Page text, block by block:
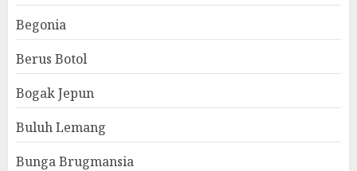
Begonia
Berus Botol
Bogak Jepun
Buluh Lemang
Bunga Brugmansia